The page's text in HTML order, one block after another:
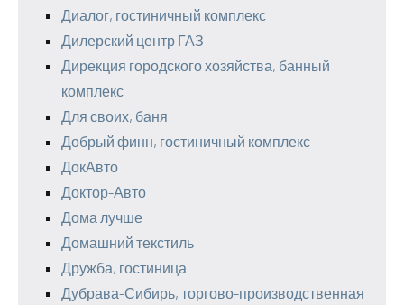
Диалог, гостиничный комплекс
Дилерский центр ГАЗ
Дирекция городского хозяйства, банный
комплекс
Для своих, баня
Добрый финн, гостиничный комплекс
ДокАвто
Доктор-Авто
Дома лучше
Домашний текстиль
Дружба, гостиница
Дубрава-Сибирь, торгово-производственная